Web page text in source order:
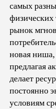
самых
физических
рынок
новая
предлагая
делает
постоянно
условиям